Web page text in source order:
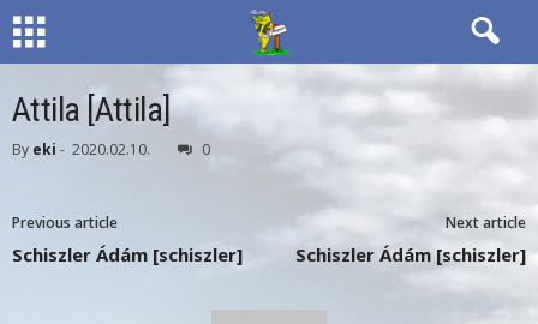
Attila [Attila]
By eki - 2020.02.10. 0
Previous article
Schiszler Ádám [schiszler]
Next article
Schiszler Ádám [schiszler]